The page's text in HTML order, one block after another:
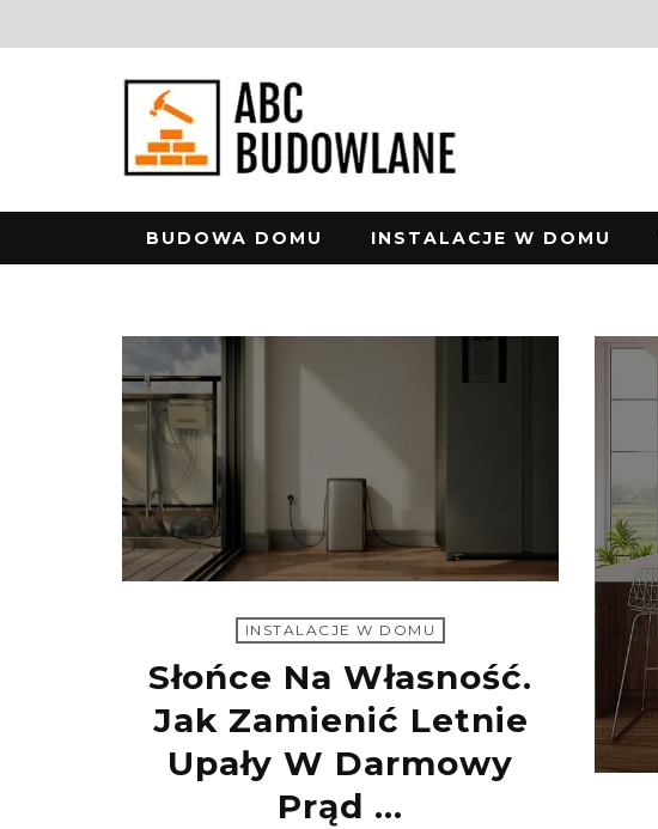
BUDOWA DOMU INSTALACJE W DOMU
INSTALACJE W DOMU
Słońce Na Własność.
Jak Zamienić Letnie
Upały W Darmowy
Prąd ...